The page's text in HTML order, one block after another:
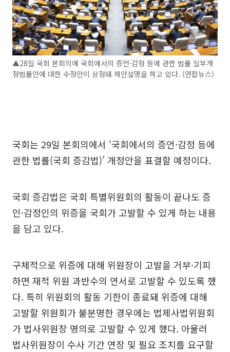
▲28일 국회 본회의에 국회에서의 증언·감정 등에 관한 법률 일부개
정법률안에 대한 수정안이 상정돼 제안설명을 하고 있다. (연합뉴스)
국회는 29일 본회의에서 ‘국회에서의 증언·감정 등에
관한 법률(국회 증감법)’ 개정안을 표결할 예정이다.
국회 증감법은 국회 특별위원회의 활동이 끝나도 증
인·감정인의 위증을 국회가 고발할 수 있게 하는 내용
을 담고 있다.
구체적으로 위증에 대해 위원장이 고발을 거부·기피
하면 재적 위원 과반수의 연서로 고발할 수 있도록 했
다. 특히 위원회의 활동 기한이 종료돼 위증에 대해
고발할 위원회가 불분명한 경우에는 법제사법위원회
가 법사위원장 명의로 고발할 수 있게 했다. 아울러
법사위원장이 수사 기간 연장 및 필요 조치를 요구할